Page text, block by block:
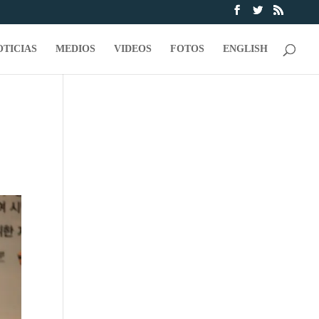
MEDIOS VIDEOS FOTOS ENGLISH